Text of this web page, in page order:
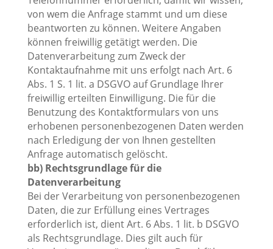
von wem die Anfrage stammt und um diese
beantworten zu können. Weitere Angaben
können freiwillig getätigt werden. Die
Datenverarbeitung zum Zweck der
Kontaktaufnahme mit uns erfolgt nach Art. 6
Abs. 1 S. 1 lit. a DSGVO auf Grundlage Ihrer
freiwillig erteilten Einwilligung. Die für die
Benutzung des Kontaktformulars von uns
erhobenen personenbezogenen Daten werden
nach Erledigung der von Ihnen gestellten
Anfrage automatisch gelöscht.
bb) Rechtsgrundlage für die
Datenverarbeitung
Bei der Verarbeitung von personenbezogenen
Daten, die zur Erfüllung eines Vertrages
erforderlich ist, dient Art. 6 Abs. 1 lit. b DSGVO
als Rechtsgrundlage. Dies gilt auch für